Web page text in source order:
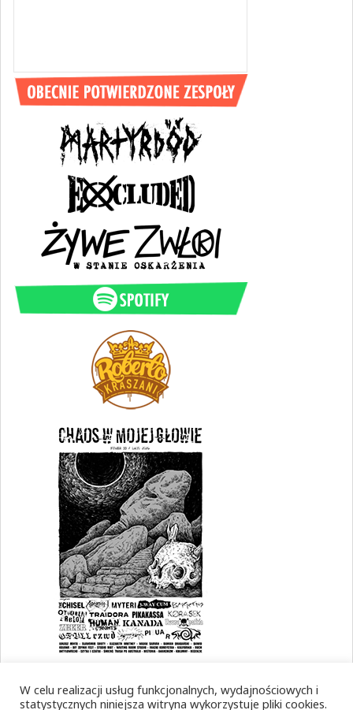
W celu realizacji usług funkcjonalnych, wydajnościowych i
statystycznych niniejsza witryna wykorzystuje pliki cookies.